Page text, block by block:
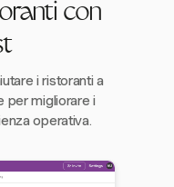
con
i ristoranti a
per migliorare i
operativa.